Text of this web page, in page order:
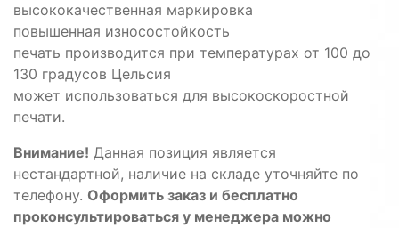
высококачественная маркировка
повышенная износостойкость
печать производится при температурах от 100 до
130 градусов Цельсия
может использоваться для высокоскоростной
печати.
Внимание! Данная позиция является
нестандартной, наличие на складе уточняйте по
телефону. Оформить заказ и бесплатно
проконсультироваться у менеджера можно